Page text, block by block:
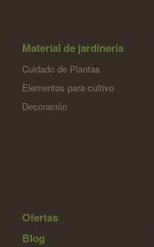
Material de jardinería
Cuidado de Plantas
Elementos para cultivo
Decoración
Ofertas
Blog